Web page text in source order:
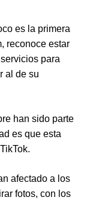
es la primera
reconoce estar
para
al de su
han sido parte
es que esta
afectado a los
fotos, con los